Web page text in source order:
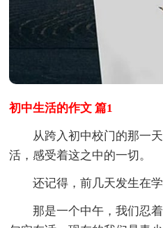
初中生活的作文 篇1
从跨入初中校门的那一天
活，感受着这之中的一切。
还记得，前几天发生在学
那是一个中午，我们忍着